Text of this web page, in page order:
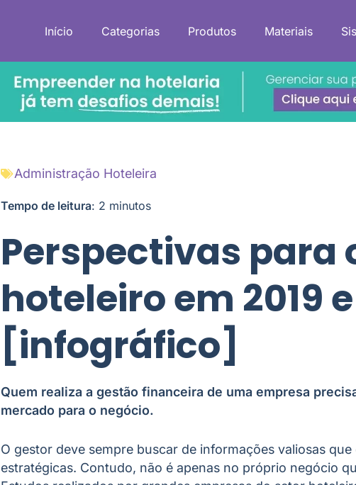
Início Categorias Produtos Materiais
Administração Hoteleira
Tempo de leitura: 2 minutos
Perspectivas para
hoteleiro em 2019
[infográfico]
Quem realiza a gestão financeira de uma empresa
mercado para o negócio.
O gestor deve sempre buscar de informações valiosas
estratégicas. Contudo, não é apenas no próprio negócio